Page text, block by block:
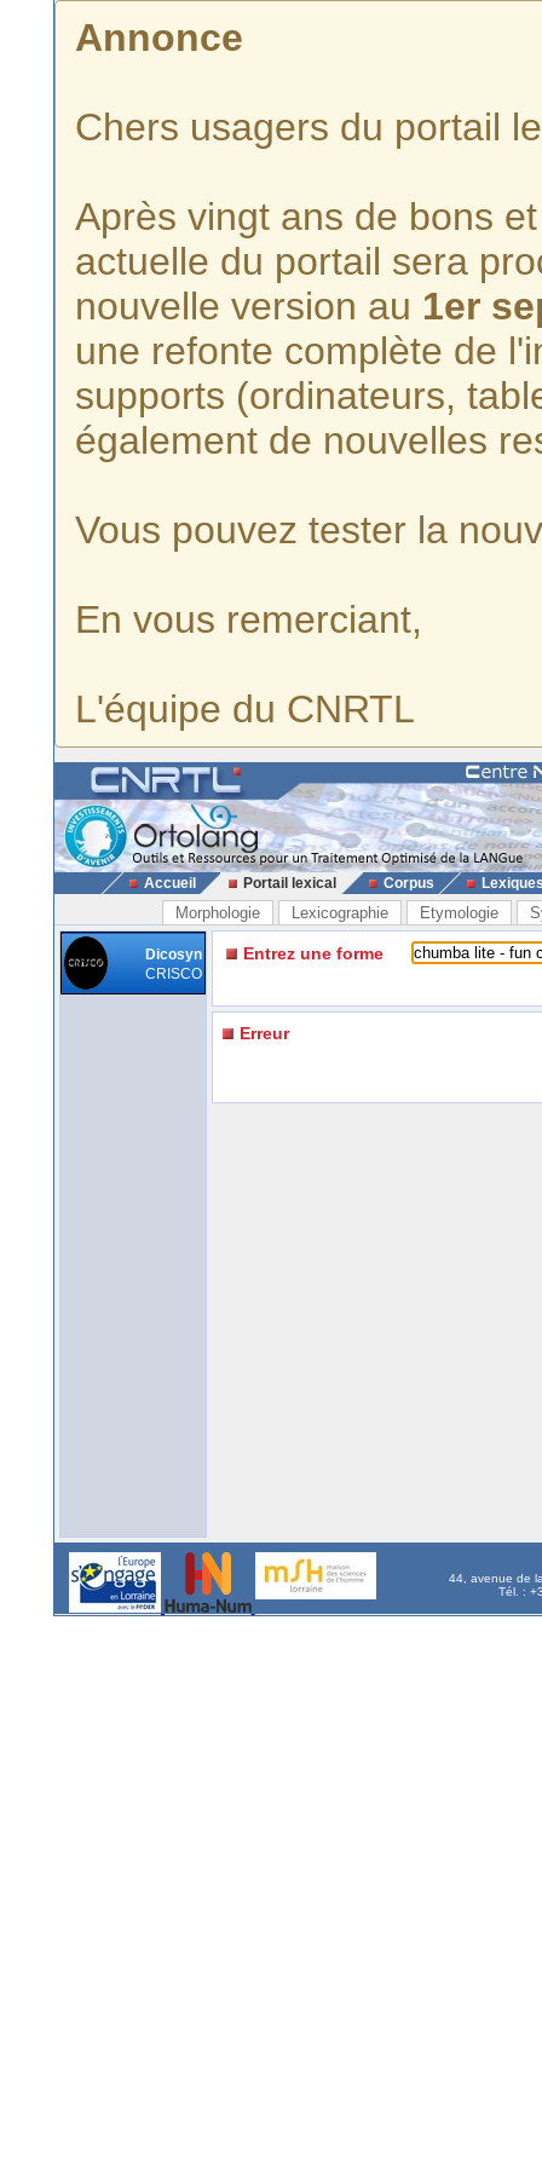
Annonce
Chers usagers du portail
Après vingt ans de bons
actuelle du portail sera
nouvelle version au 1er
une refonte complète de
supports (ordinateurs,
également de nouvelles
Vous pouvez tester la
En vous remerciant,
L'équipe du CNRTL
Accueil Portail lexical Corpus
Morphologie Lexicographie Etymologie
Dicosyn
CRISCO
Entrez une forme
Erreur
44, avenue de
Tél. :